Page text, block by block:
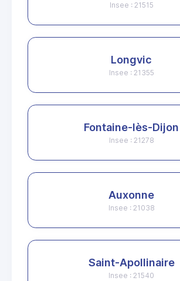
Insee : 21515
Longvic
Insee : 21355
Fontaine-lès-Dijon
Insee : 21278
Auxonne
Insee : 21038
Saint-Apollinaire
Insee : 21540